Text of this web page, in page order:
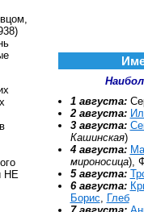
НЕ
1 августа:
2 августа:
3 августа:
Кашинская)
4 августа:
мироносица),
5 августа:
6 августа:
Борис, Глеб